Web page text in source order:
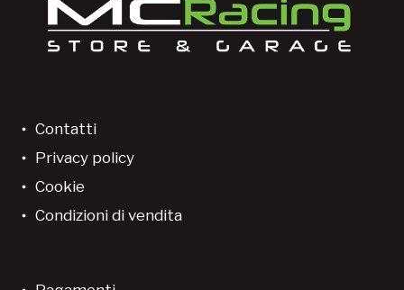
Contatti
Privacy policy
Cookie
Condizioni di vendita